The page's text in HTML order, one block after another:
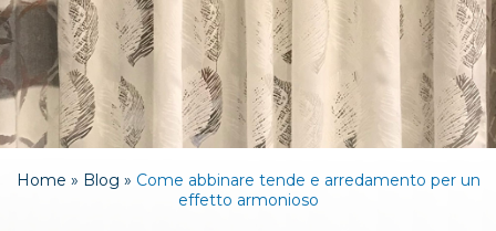
Home » Blog » Come abbinare tende e arredamento per un
effetto armonioso